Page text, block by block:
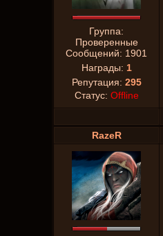
Группа:
Проверенные
Сообщений: 1901
Награды: 1
Репутация: 295
Статус: Offline
RazeR